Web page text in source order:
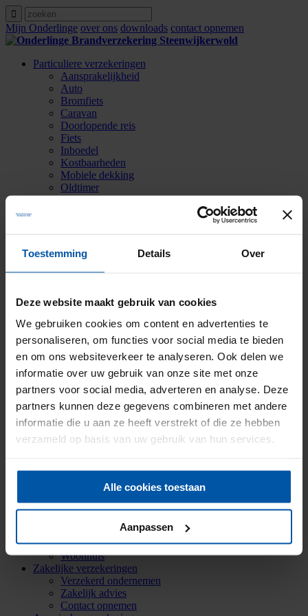
Toestemming Details Over
Deze website maakt gebruik van cookies
We gebruiken cookies om content en advertenties te
personaliseren, om functies voor social media te bieden
en om ons websiteverkeer te analyseren. Ook delen we
informatie over uw gebruik van onze site met onze
partners voor social media, adverteren en analyse. Deze
partners kunnen deze gegevens combineren met andere
informatie die u aan ze heeft verstrekt of die ze hebben
verzameld op basis van uw gebruik van hun services.
Alle cookies toestaan
Aanpassen
Mijn Onderlinge over ons downloads contact opnemen
Particuliere verzekeringen
Aansprakelijkheid
Auto
Bromfiets
Caravan
Doorlopende reis
Fiets
Inboedel
Kostbaarheden
Mobiele dekking
Oldtimer
Ongevallen
Zakelijke verzekeringen
Agrarische verzekeringen
Contact opnemen
Zoeken
Mijn Onderlinge
Menu Menu
Particuliere verzekeringen
Aansprakelijkheid
Auto
Bromfiets
Doorlopende reis
Inboedel
Kostbaarheden
Mobiele dekking
Oldtimer
Rechtsbijstand
Verkeersschadeverzekering
Woonhuis
Zakelijke verzekeringen
Verzekerd ondernemen
Zakelijk advies
Contact opnemen